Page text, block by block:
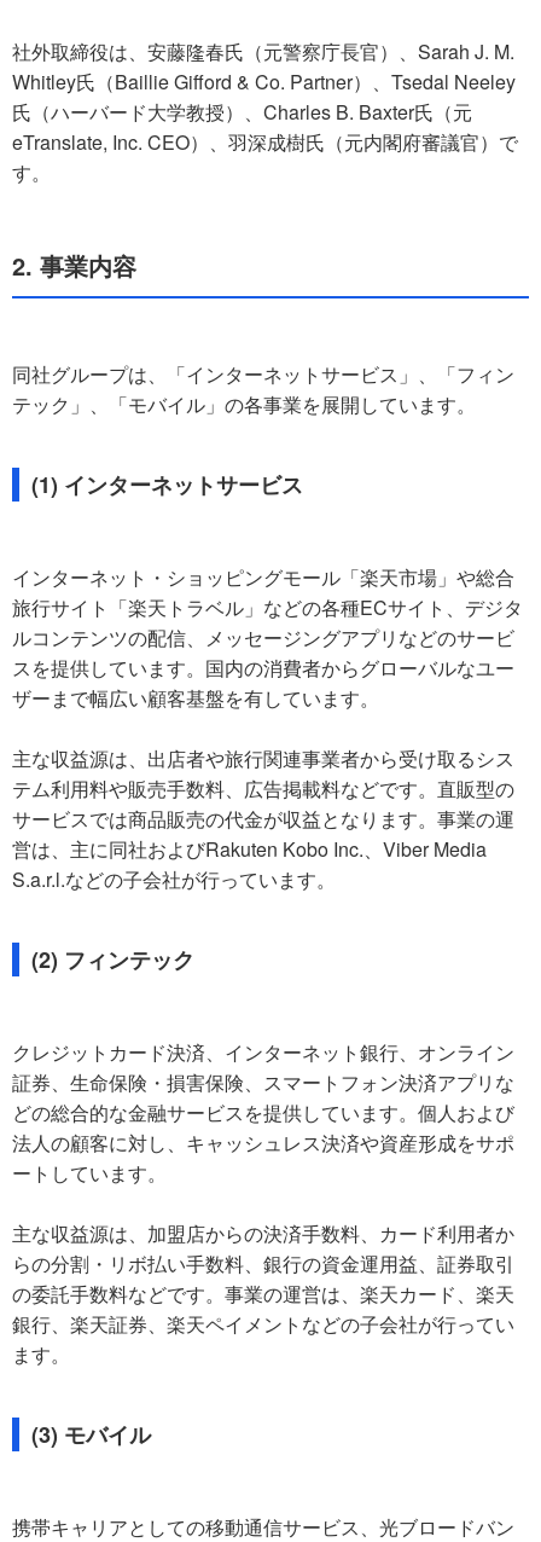
社外取締役は、安藤隆春氏（元警察庁長官）、Sarah J. M.
Whitley氏（Baillie Gifford & Co. Partner）、Tsedal Neeley
氏（ハーバード大学教授）、Charles B. Baxter氏（元
eTranslate, Inc. CEO）、羽深成樹氏（元内閣府審議官）で
す。
2. 事業内容
同社グループは、「インターネットサービス」、「フィン
テック」、「モバイル」の各事業を展開しています。
(1) インターネットサービス
インターネット・ショッピングモール「楽天市場」や総合
旅行サイト「楽天トラベル」などの各種ECサイト、デジタ
ルコンテンツの配信、メッセージングアプリなどのサービ
スを提供しています。国内の消費者からグローバルなユー
ザーまで幅広い顧客基盤を有しています。
主な収益源は、出店者や旅行関連事業者から受け取るシス
テム利用料や販売手数料、広告掲載料などです。直販型の
サービスでは商品販売の代金が収益となります。事業の運
営は、主に同社およびRakuten Kobo Inc.、Viber Media
S.a.r.l.などの子会社が行っています。
(2) フィンテック
クレジットカード決済、インターネット銀行、オンライン
証券、生命保険・損害保険、スマートフォン決済アプリな
どの総合的な金融サービスを提供しています。個人および
法人の顧客に対し、キャッシュレス決済や資産形成をサポ
ートしています。
主な収益源は、加盟店からの決済手数料、カード利用者か
らの分割・リボ払い手数料、銀行の資金運用益、証券取引
の委託手数料などです。事業の運営は、楽天カード、楽天
銀行、楽天証券、楽天ペイメントなどの子会社が行ってい
ます。
(3) モバイル
携帯キャリアとしての移動通信サービス、光ブロードバン